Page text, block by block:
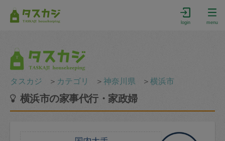
login menu
タスカジ ＞ カテゴリ ＞神奈川県 ＞横浜市
横浜市の家事代行・家政婦